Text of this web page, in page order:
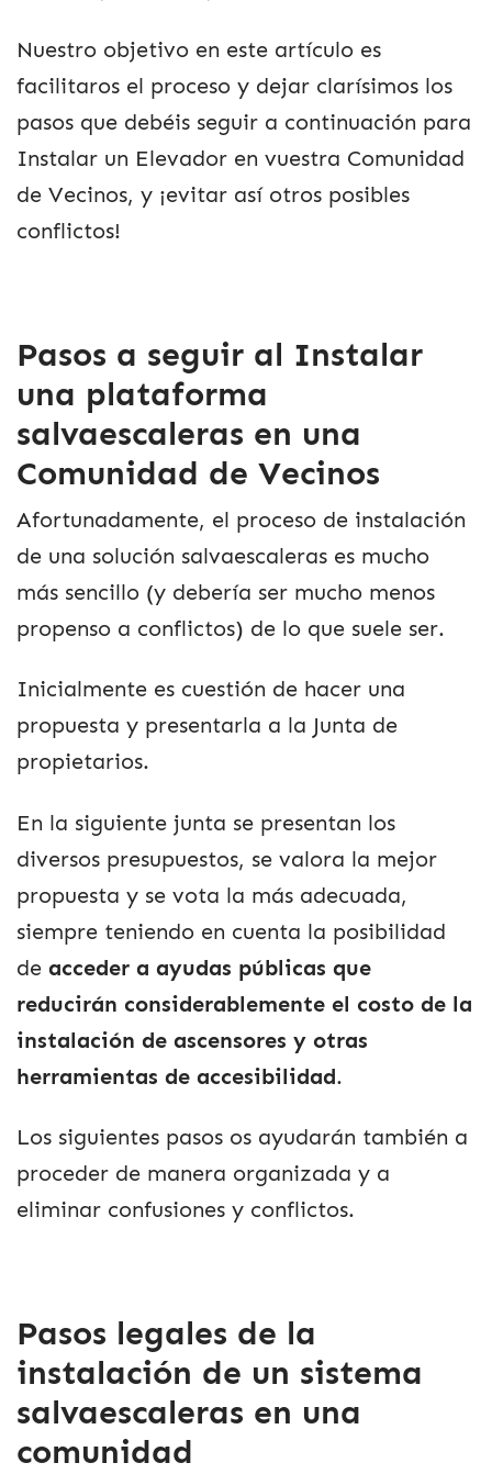
Nuestro objetivo en este artículo es
facilitaros el proceso y dejar clarísimos los
pasos que debéis seguir a continuación para
Instalar un Elevador en vuestra Comunidad
de Vecinos, y ¡evitar así otros posibles
conflictos!
Pasos a seguir al Instalar
una plataforma
salvaescaleras en una
Comunidad de Vecinos
Afortunadamente, el proceso de instalación
de una solución salvaescaleras es mucho
más sencillo (y debería ser mucho menos
propenso a conflictos) de lo que suele ser.
Inicialmente es cuestión de hacer una
propuesta y presentarla a la Junta de
propietarios.
En la siguiente junta se presentan los
diversos presupuestos, se valora la mejor
propuesta y se vota la más adecuada,
siempre teniendo en cuenta la posibilidad
de acceder a ayudas públicas que
reducirán considerablemente el costo de la
instalación de ascensores y otras
herramientas de accesibilidad.
Los siguientes pasos os ayudarán también a
proceder de manera organizada y a
eliminar confusiones y conflictos.
Pasos legales de la
instalación de un sistema
salvaescaleras en una
comunidad